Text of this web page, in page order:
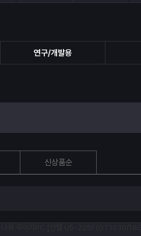
연구/개발용
신상품순